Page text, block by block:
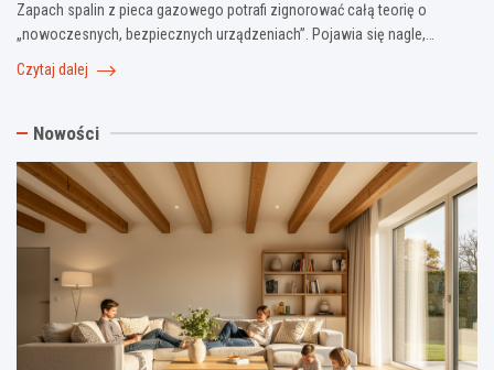
Zapach spalin z pieca gazowego potrafi zignorować całą teorię o
„nowoczesnych, bezpiecznych urządzeniach”. Pojawia się nagle,…
Czytaj dalej
Nowości